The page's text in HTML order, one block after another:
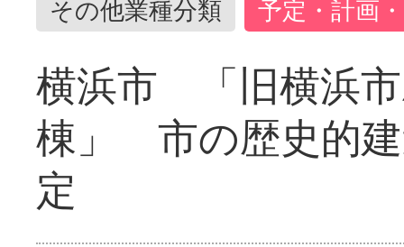
その他業種分類 予定・計画
横浜市 「旧横浜
棟」 市の歴史的
定